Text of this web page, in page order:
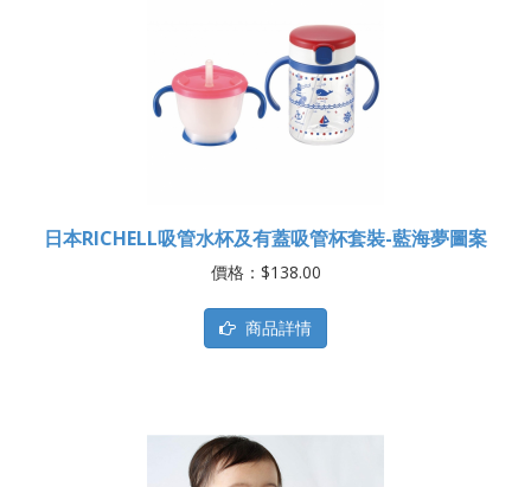
日本RICHELL吸管水杯及有蓋吸管杯套裝-藍海夢圖案
價格：$138.00
商品詳情